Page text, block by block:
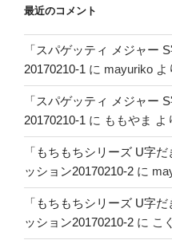
最近のコメント
「スパゲッティ メジャー
20170210-1 に mayuriko よ
「スパゲッティ メジャー
20170210-1 に ももやま よ
「もちもちシリーズ U字
ッション20170210-2 に
「もちもちシリーズ U字
ッション20170210-2 に こ